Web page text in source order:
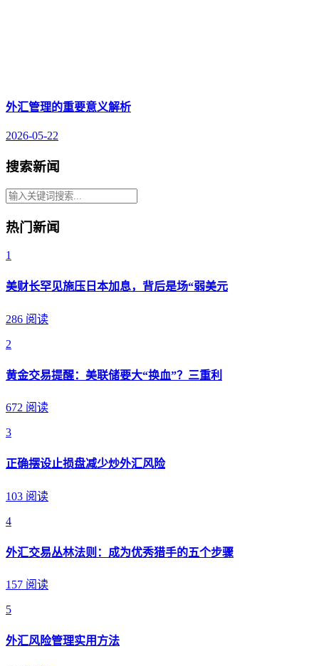
外汇管理的重要意义解析
2026-05-22
搜索新闻
热门新闻
1
美财长罕见施压日本加息，背后是场“弱美元
286 阅读
2
黄金交易提醒：美联储要大“换血”？三重利
672 阅读
3
正确摆设止损盘减少炒外汇风险
103 阅读
4
外汇交易丛林法则：成为优秀猎手的五个步骤
157 阅读
5
外汇风险管理实用方法